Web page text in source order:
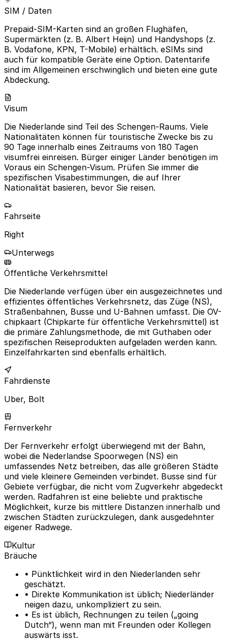
SIM / Daten
Prepaid-SIM-Karten sind an großen Flughäfen,
Supermärkten (z. B. Albert Heijn) und Handyshops (z.
B. Vodafone, KPN, T-Mobile) erhältlich. eSIMs sind
auch für kompatible Geräte eine Option. Datentarife
sind im Allgemeinen erschwinglich und bieten eine gute
Abdeckung.
Visum
Die Niederlande sind Teil des Schengen-Raums. Viele
Nationalitäten können für touristische Zwecke bis zu
90 Tage innerhalb eines Zeitraums von 180 Tagen
visumfrei einreisen. Bürger einiger Länder benötigen im
Voraus ein Schengen-Visum. Prüfen Sie immer die
spezifischen Visabestimmungen, die auf Ihrer
Nationalität basieren, bevor Sie reisen.
Fahrseite
Right
Unterwegs
Öffentliche Verkehrsmittel
Die Niederlande verfügen über ein ausgezeichnetes und
effizientes öffentliches Verkehrsnetz, das Züge (NS),
Straßenbahnen, Busse und U-Bahnen umfasst. Die OV-
chipkaart (Chipkarte für öffentliche Verkehrsmittel) ist
die primäre Zahlungsmethode, die mit Guthaben oder
spezifischen Reiseprodukten aufgeladen werden kann.
Einzelfahrkarten sind ebenfalls erhältlich.
Fahrdienste
Uber, Bolt
Fernverkehr
Der Fernverkehr erfolgt überwiegend mit der Bahn,
wobei die Nederlandse Spoorwegen (NS) ein
umfassendes Netz betreiben, das alle größeren Städte
und viele kleinere Gemeinden verbindet. Busse sind für
Gebiete verfügbar, die nicht vom Zugverkehr abgedeckt
werden. Radfahren ist eine beliebte und praktische
Möglichkeit, kurze bis mittlere Distanzen innerhalb und
zwischen Städten zurückzulegen, dank ausgedehnter
eigener Radwege.
Kultur
Bräuche
• Pünktlichkeit wird in den Niederlanden sehr
geschätzt.
• Direkte Kommunikation ist üblich; Niederländer
neigen dazu, unkompliziert zu sein.
• Es ist üblich, Rechnungen zu teilen („going
Dutch“), wenn man mit Freunden oder Kollegen
auswärts isst.